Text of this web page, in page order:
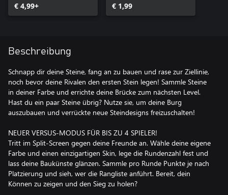
€ 4,99+ € 1,99
Beschreibung
Schnapp dir deine Steine, fang an zu bauen und rase zur Ziellinie,
noch bevor deine Rivalen den ersten Stein legen! Sammle Steine
in deiner Farbe und errichte deine Brücke zum nächsten Level.
Hast du ein paar Steine übrig? Nutze sie, um deine Burg
auszubauen und verrückte neue Steindesigns freizuschalten!
NEUER VERSUS‑MODUS FÜR BIS ZU 4 SPIELER!
Tritt im Split‑Screen gegen deine Freunde an. Wähle deine eigene
Farbe und einen einzigartigen Skin, lege die Rundenzahl fest und
lass deine Baukünste glänzen. Sammle pro Runde Punkte je nach
Platzierung und sieh, wer die Rangliste anführt. Bereit, dein
Können zu zeigen und den Sieg zu holen?